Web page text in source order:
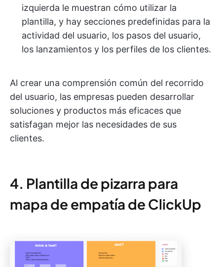
izquierda le muestran cómo utilizar la
plantilla, y hay secciones predefinidas para la
actividad del usuario, los pasos del usuario,
los lanzamientos y los perfiles de los clientes.
Al crear una comprensión común del recorrido
del usuario, las empresas pueden desarrollar
soluciones y productos más eficaces que
satisfagan mejor las necesidades de sus
clientes.
4. Plantilla de pizarra para
mapa de empatía de ClickUp